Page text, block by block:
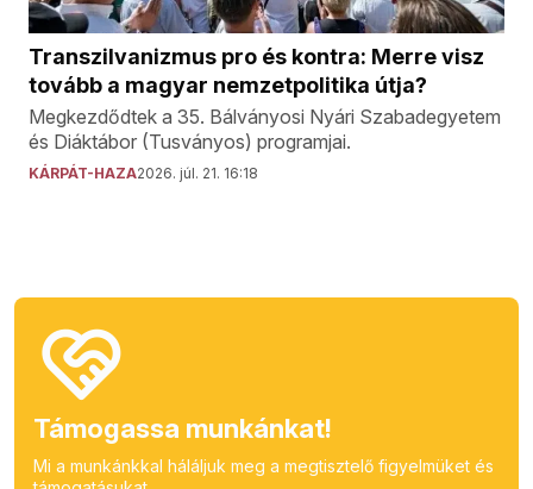
Transzilvanizmus pro és kontra: Merre visz
tovább a magyar nemzetpolitika útja?
Megkezdődtek a 35. Bálványosi Nyári Szabadegyetem
és Diáktábor (Tusványos) programjai.
KÁRPÁT-HAZA2026. júl. 21. 16:18
Támogassa munkánkat!
Mi a munkánkkal háláljuk meg a megtisztelő figyelmüket és